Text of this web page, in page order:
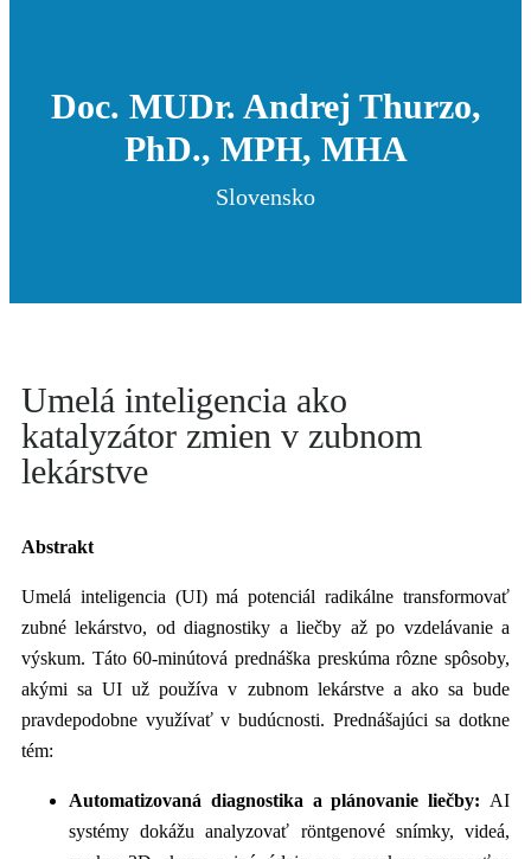
Doc. MUDr. Andrej Thurzo,
PhD., MPH, MHA
Slovensko
Umelá inteligencia ako
katalyzátor zmien v zubnom
lekárstve
Abstrakt
Umelá inteligencia (UI) má potenciál radikálne transformovať
zubné lekárstvo, od diagnostiky a liečby až po vzdelávanie a
výskum. Táto 60-minútová prednáška preskúma rôzne spôsoby,
akými sa UI už používa v zubnom lekárstve a ako sa bude
pravdepodobne využívať v budúcnosti. Prednášajúci sa dotkne
tém:
Automatizovaná diagnostika a plánovanie liečby: AI
systémy dokážu analyzovať röntgenové snímky, videá,